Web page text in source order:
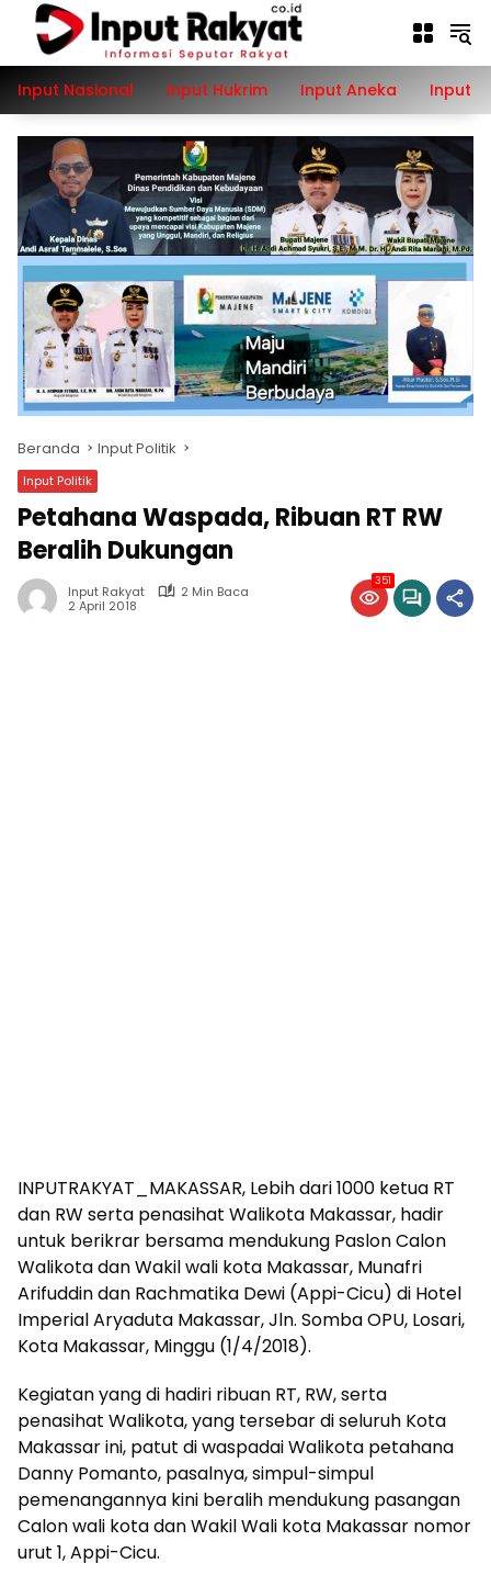
Langsung
konten
Input Nasional
Input Hukrim Input Aneka Input
Beranda Input Politik
Input Politik
Petahana Waspada, Ribuan RT RW
Beralih Dukungan
Input Rakyat
2 Min Baca
2 April 2018
351
INPUTRAKYAT_MAKASSAR, Lebih dari 1000 ketua RT
dan RW serta penasihat Walikota Makassar, hadir
untuk berikrar bersama mendukung Paslon Calon
Walikota dan Wakil wali kota Makassar, Munafri
Arifuddin dan Rachmatika Dewi (Appi-Cicu) di Hotel
Imperial Aryaduta Makassar, Jln. Somba OPU, Losari,
Kota Makassar, Minggu (1/4/2018).
Kegiatan yang di hadiri ribuan RT, RW, serta
penasihat Walikota, yang tersebar di seluruh Kota
Makassar ini, patut di waspadai Walikota petahana
Danny Pomanto, pasalnya, simpul-simpul
pemenangannya kini beralih mendukung pasangan
Calon wali kota dan Wakil Wali kota Makassar nomor
urut 1, Appi-Cicu.